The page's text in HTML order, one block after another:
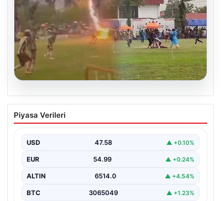
05.08.2026
Olmaz denen oldu! Maç sırasında
yıldırım çarptı: O futbolcu hayatını
Piyasa Verileri
USD 47.58 ▲ +0.10%
EUR 54.99 ▲ +0.24%
ALTIN 6514.0 ▲ +4.54%
BTC 3065049 ▲ +1.23%